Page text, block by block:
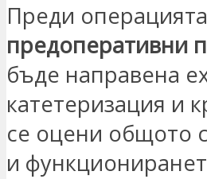
Преди
предоперативни
бъде направена
катетеризация и
се оцени общото
и